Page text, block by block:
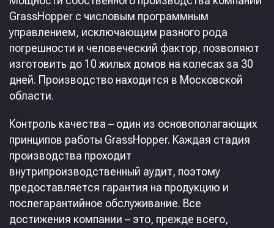
GrassHopper с числовым программным
управлением, исключающим разного рода
погрешности и человеческий фактор, позволяют
изготовить до 10 жилых домов на колесах за 30
дней. Производство находится в Московской
области.
Контроль качества – один из основополагающих
принципов работы GrassHopper. Каждая стадия
производства проходит
внутрипроизводственный аудит, поэтому
предоставляется гарантия на продукцию и
послегарантийное обслуживание. Все
достижения компании – это, прежде всего,